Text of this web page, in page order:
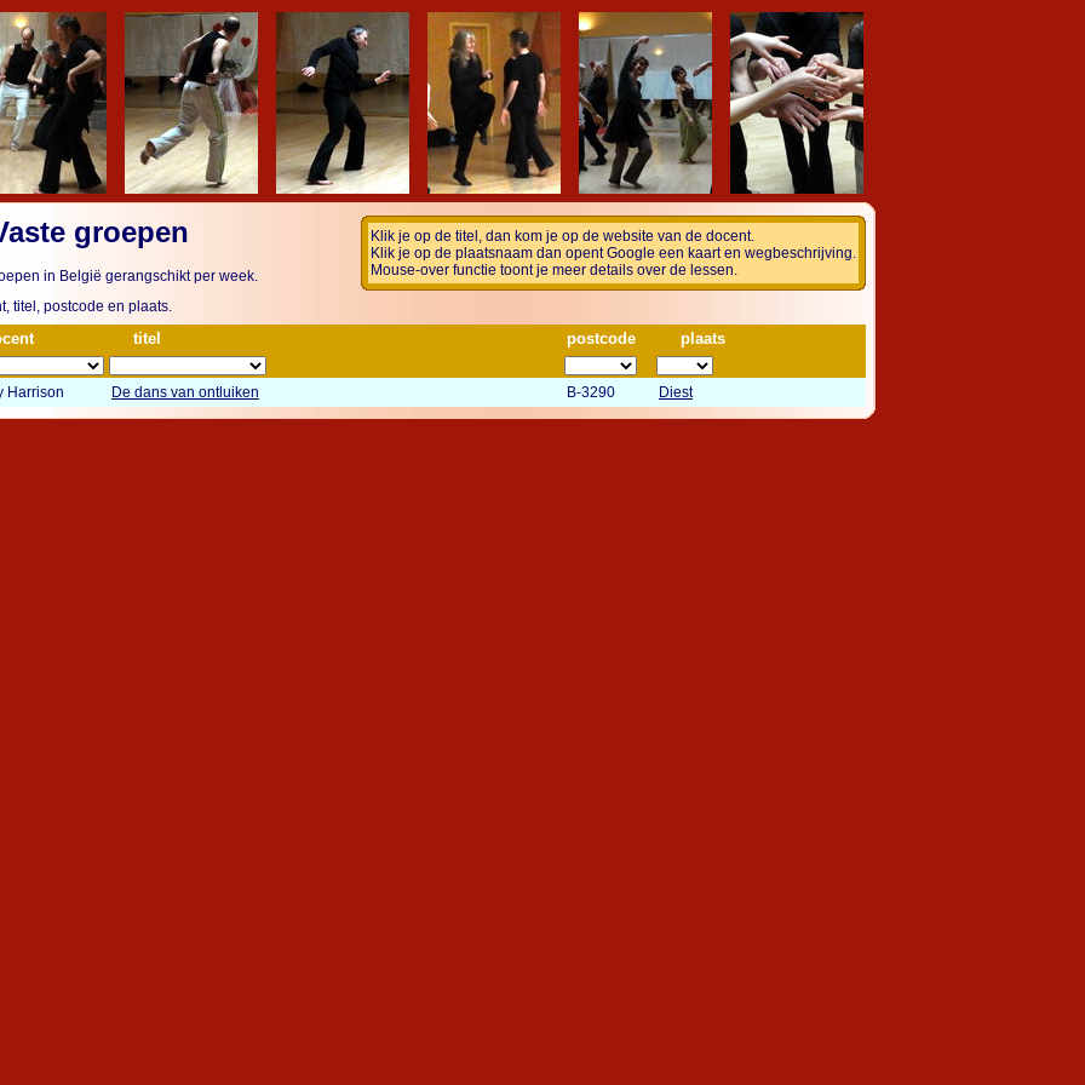
Klik je op de titel, dan kom je op de website van de docent.
Klik je op de plaatsnaam dan opent Google een kaart en wegbeschrijving.
Mouse-over functie toont je meer details over de lessen.
groepen
in België gerangschikt per week.
titel, postcode en plaats.
titel postcode plaats
Harrison De dans van ontluiken B-3290 Diest